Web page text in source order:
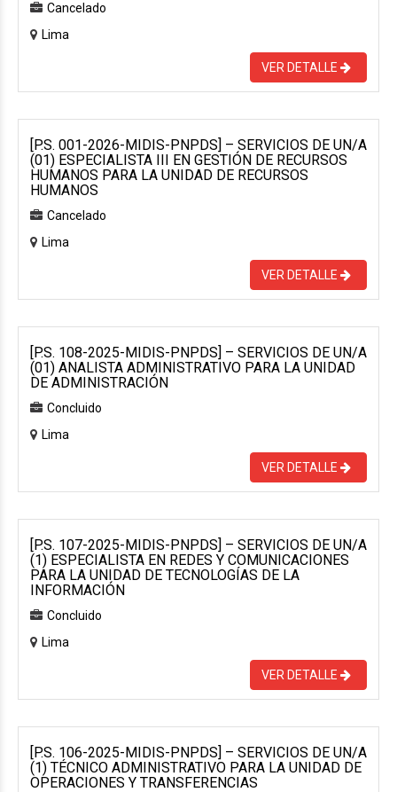
Cancelado
Lima
VER DETALLE
[P.S. 001-2026-MIDIS-PNPDS] – SERVICIOS DE UN/A
(01) ESPECIALISTA III EN GESTIÓN DE RECURSOS
HUMANOS PARA LA UNIDAD DE RECURSOS
HUMANOS
Cancelado
Lima
VER DETALLE
[P.S. 108-2025-MIDIS-PNPDS] – SERVICIOS DE UN/A
(01) ANALISTA ADMINISTRATIVO PARA LA UNIDAD
DE ADMINISTRACIÓN
Concluido
Lima
VER DETALLE
[P.S. 107-2025-MIDIS-PNPDS] – SERVICIOS DE UN/A
(1) ESPECIALISTA EN REDES Y COMUNICACIONES
PARA LA UNIDAD DE TECNOLOGÍAS DE LA
INFORMACIÓN
Concluido
Lima
VER DETALLE
[P.S. 106-2025-MIDIS-PNPDS] – SERVICIOS DE UN/A
(1) TÉCNICO ADMINISTRATIVO PARA LA UNIDAD DE
OPERACIONES Y TRANSFERENCIAS